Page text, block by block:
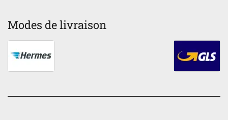
Modes de livraison